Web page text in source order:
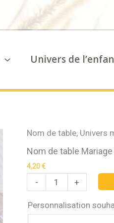
Univers de
Nom de table, Univers
Nom de table
4,20€
-
quantité
Nom
de
Mariage
thème
voyage
+
Personnalisation